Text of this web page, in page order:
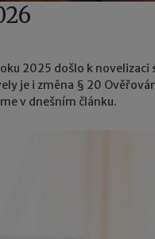
2025 došlo k novelizaci
je i změna § 20
v dnešním článku.